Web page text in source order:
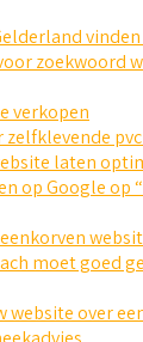
vinden
zoekwoord
verkopen
zelfklevende
laten
op Google op
moet goed
website over